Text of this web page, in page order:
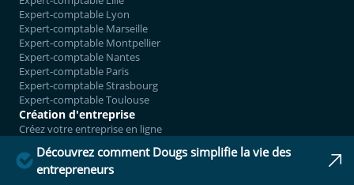
Découvrez comment Dougs simplifie la vie des
entrepreneurs
Expert-comptable Lyon
Expert-comptable Marseille
Expert-comptable Montpellier
Expert-comptable Nantes
Expert-comptable Paris
Expert-comptable Strasbourg
Expert-comptable Toulouse
Création d'entreprise
Créez votre entreprise en ligne
Créez votre SAS en ligne
Créez votre SARL en ligne